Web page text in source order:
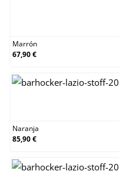
Marrón
67,90 €
Naranja
85,90 €